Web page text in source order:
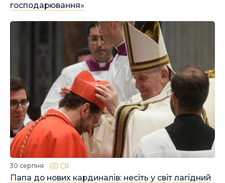
господарювання»
Папа до нових кардиналів: несіть у світ лагідний
30 серпня